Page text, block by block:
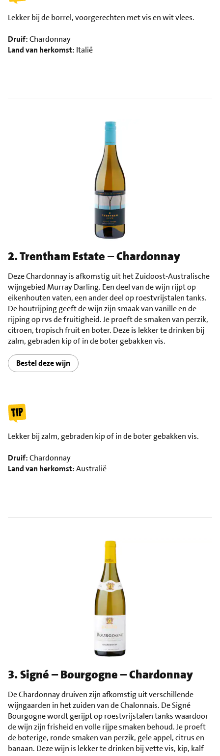
Lekker bij de borrel, voorgerechten met vis en wit vlees.
Druif:Chardonnay
Land van herkomst: Italië
2. Trentham Estate – Chardonnay
Deze Chardonnay is afkomstig uit het Zuidoost-Australische
wijngebied Murray Darling. Een deel van de wijn rijpt op
eikenhouten vaten, een ander deel op roestvrijstalen tanks.
De houtrijping geeft de wijn zijn smaak van vanille en de
rijping op rvs de fruitigheid. Je proeft de smaken van perzik,
citroen, tropisch fruit en boter. Deze is lekker te drinken bij
zalm, gebraden kip of in de boter gebakken vis.
Bestel deze wijn
Lekker bij zalm, gebraden kip of in de boter gebakken vis.
Druif:Chardonnay
Land van herkomst:Australië
3. Signé – Bourgogne – Chardonnay
De Chardonnay druiven zijn afkomstig uit verschillende
wijngaarden in het zuiden van de Chalonnais. De Signé
Bourgogne wordt gerijpt op roestvrijstalen tanks waardoor
de wijn zijn frisheid en volle rijpe smaken behoud. Je proeft
de boterige, ronde smaken van perzik, gele appel, citrus en
banaan. Deze wijn is lekker te drinken bij vette vis, kip, kalf